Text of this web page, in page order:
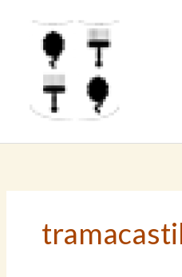
contenido